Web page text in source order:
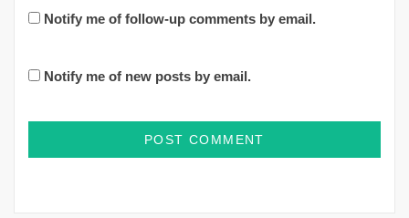
Notify me of follow-up comments by email.
Notify me of new posts by email.